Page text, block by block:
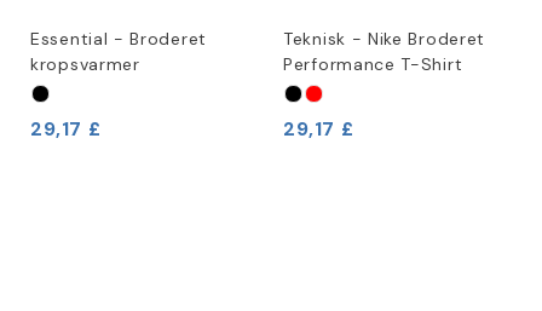
Essential - Broderet
kropsvarmer
29,17 £
Teknisk - Nike Broderet
Performance T-Shirt
29,17 £